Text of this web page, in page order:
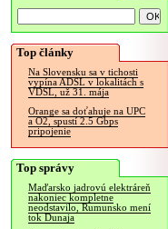
Top články
Na Slovensku sa v tichosti
vypína ADSL v lokalitách s
VDSL, už 31. mája
Orange sa doťahuje na UPC
a O2, spustí 2.5 Gbps
pripojenie
Top správy
Maďarsko jadrovú elektráreň
nakoniec kompletne
neodstavilo, Rumunsko mení
tok Dunaja